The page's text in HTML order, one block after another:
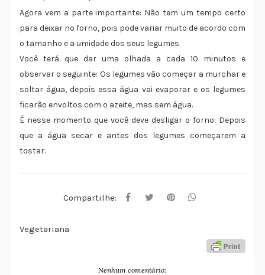
Agora vem a parte importante: Não tem um tempo certo
para deixar no forno, pois pode variar muito de acordo com
o tamanho e a umidade dos seus legumes.
Você terá que dar uma olhada a cada 10 minutos e
observar o seguinte: Os legumes vão começar a murchar e
soltar água, depois essa água vai evaporar e os legumes
ficarão envoltos com o azeite, mas sem água.
É nesse momento que você deve desligar o forno: Depois
que a água secar e antes dos legumes começarem a
tostar.
Compartilhe:
Vegetariana
Nenhum comentário: